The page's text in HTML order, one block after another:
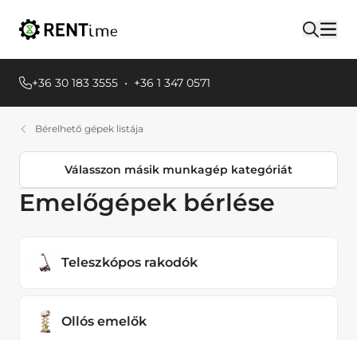
+36 30 183 3555 • +36 1 347 0571
Bérelhető gépek listája
Válasszon másik munkagép kategóriát
Termékkategóriák
Emelőgépek
Ollós emelők
Emelőgépek bérlése
Teleszkópos rakodók
Ollós emelők